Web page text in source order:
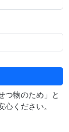
つ物のため」と
心ください。